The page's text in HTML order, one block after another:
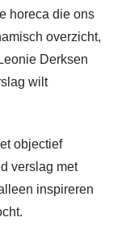
horeca die ons
overzicht,
Derksen
wilt
objectief
verslag met
inspireren